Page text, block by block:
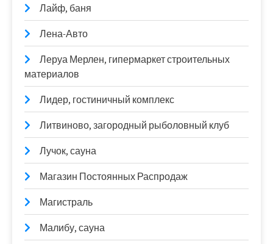
Лайф, баня
Лена-Авто
Леруа Мерлен, гипермаркет строительных
материалов
Лидер, гостиничный комплекс
Литвиново, загородный рыболовный клуб
Лучок, сауна
Магазин Постоянных Распродаж
Магистраль
Малибу, сауна